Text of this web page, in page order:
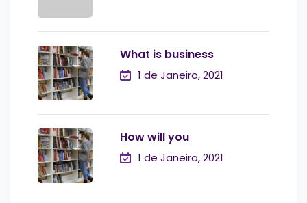
What is business
1 de Janeiro, 2021
How will you
1 de Janeiro, 2021